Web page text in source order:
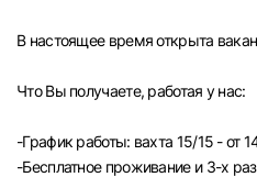
Волгоград
Ульяновск
Курган
В настоящее время открыта
Что Вы получаете, работая у нас:
-График работы: вахта 15/15 - от
-Бесплатное проживание и 3-х